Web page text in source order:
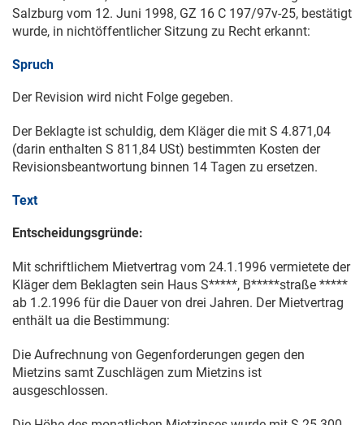
Salzburg vom 12. Juni 1998, GZ 16 C 197/97v-25, bestätigt
wurde, in nichtöffentlicher Sitzung zu Recht erkannt:
Spruch
Der Revision wird nicht Folge gegeben.
Der Beklagte ist schuldig, dem Kläger die mit S 4.871,04
(darin enthalten S 811,84 USt) bestimmten Kosten der
Revisionsbeantwortung binnen 14 Tagen zu ersetzen.
Text
Entscheidungsgründe:
Mit schriftlichem Mietvertrag vom 24.1.1996 vermietete der
Kläger dem Beklagten sein Haus S*****, B*****straße *****
ab 1.2.1996 für die Dauer von drei Jahren. Der Mietvertrag
enthält ua die Bestimmung:
Die Aufrechnung von Gegenforderungen gegen den
Mietzins samt Zuschlägen zum Mietzins ist
ausgeschlossen.